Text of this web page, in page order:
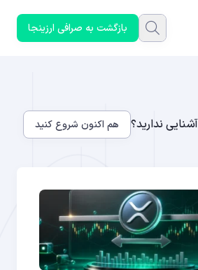
بازگشت به صرافی ارزینجا
آشنایی ندارید؟ هم اکنون شروع کنید